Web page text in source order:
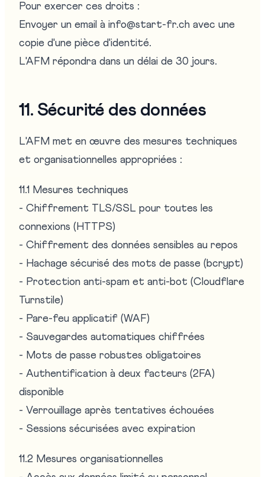
Pour exercer ces droits :
Envoyer un email à info@start-fr.ch avec une
copie d'une pièce d'identité.
L'AFM répondra dans un délai de 30 jours.
11. Sécurité des données
L'AFM met en œuvre des mesures techniques
et organisationnelles appropriées :
11.1 Mesures techniques
- Chiffrement TLS/SSL pour toutes les
connexions (HTTPS)
- Chiffrement des données sensibles au repos
- Hachage sécurisé des mots de passe (bcrypt)
- Protection anti-spam et anti-bot (Cloudflare
Turnstile)
- Pare-feu applicatif (WAF)
- Sauvegardes automatiques chiffrées
- Mots de passe robustes obligatoires
- Authentification à deux facteurs (2FA)
disponible
- Verrouillage après tentatives échouées
- Sessions sécurisées avec expiration
11.2 Mesures organisationnelles